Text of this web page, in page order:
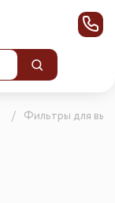
Фильтры для